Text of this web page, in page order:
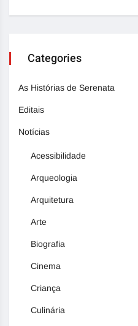
Categories
As Histórias de Serenata
Editais
Notícias
Acessibilidade
Arqueologia
Arquitetura
Arte
Biografia
Cinema
Criança
Culinária